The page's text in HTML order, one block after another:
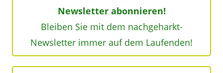
Newsletter abonnieren!
Bleiben Sie mit dem nachgeharkt-
Newsletter immer auf dem Laufenden!